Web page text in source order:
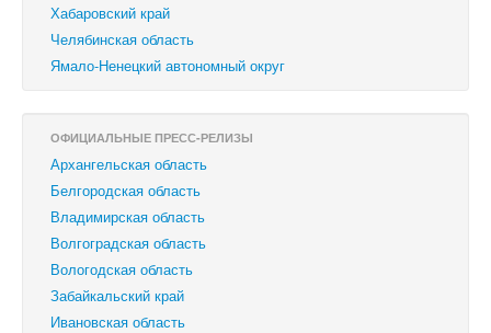
Хабаровский край
Челябинская область
Ямало-Ненецкий автономный округ
ОФИЦИАЛЬНЫЕ ПРЕСС-РЕЛИЗЫ
Архангельская область
Белгородская область
Владимирская область
Волгоградская область
Вологодская область
Забайкальский край
Ивановская область